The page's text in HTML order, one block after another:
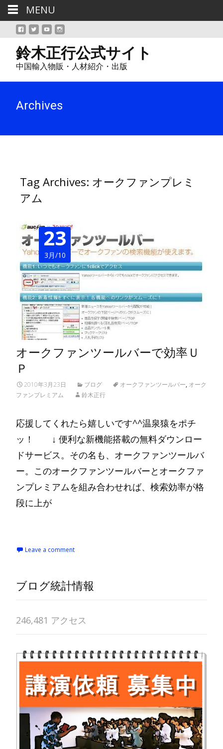
鈴木正行公式サイト
中国輸入物販・人材紹介・出版
Archives
Tag Archives: オークファンプレミ
アム
23
3月/10
オークファンツールバーで効率Ｕ
Ｐ
2010年3月23日 ブログ オークファンツールバー, オーク
ファンプレミアム
鈴木正行
応援してくれたら嬉しいです^^温泉猿をポチ
ッ！ ↓ 便利な新機能搭載の無料ダウンロー
ドサービス。その名も、オークファンツールバ
ー。このオークファンツールバーとオークファ
ンプレミアムを組み合わせれば、検索効率が格
段に上が
Leave a comment
ブログ統計情報
246,481 アクセス
MENU